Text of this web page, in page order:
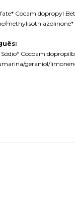
Cocamidopropyl
geraniol/